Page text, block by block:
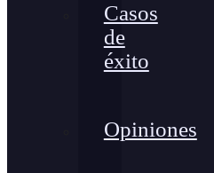
Casos
de
éxito
Opiniones